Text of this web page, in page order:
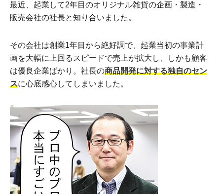
最近、起業して2年目のオリジナル雑貨の企画・製造・
販売会社の社長と知り合いました。
その会社は創業1年目から絶好調で、起業当初の事業計
画を大幅に上回るスピードで売上が拡大し、しかも顧客
は優良企業ばかり。社長の商品開発に対する独自のセン
スに心底感心してしまいました。